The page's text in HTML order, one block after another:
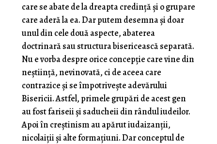
care se abate de la dreapta credință și o grupare
care aderă la ea. Dar putem desemna și doar
unul din cele două aspecte, abaterea
doctrinară sau structura bisericească separată.
Nu e vorba despre orice concepție care vine din
neștiință, nevinovată, ci de aceea care
contrazice și se împotrivește adevărului
Bisericii. Astfel, primele grupări de acest gen
au fost fariseii și saducheii din rândul iudeilor.
Apoi în creștinism au apărut iudaizanții,
nicolaiții și alte formațiuni. Dar conceptul de